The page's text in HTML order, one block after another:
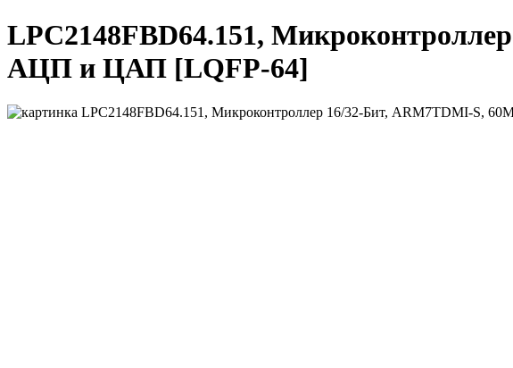
LPC2148FBD64.151,
АЦП и ЦАП [LQFP-64]